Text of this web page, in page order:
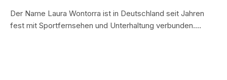
Der Name Laura Wontorra ist in Deutschland seit Jahren
fest mit Sportfernsehen und Unterhaltung verbunden.…